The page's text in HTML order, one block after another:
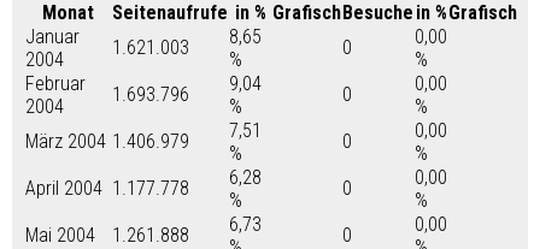
Monat Seitenaufrufe in % GrafischBesuche in %Grafisch
Januar
2004
1.621.003
8,65
%
0
0,00
%
Februar
2004
1.693.796
9,04
%
0
0,00
%
März 2004 1.406.979
7,51
%
0
0,00
%
April 2004 1.177.778
6,28
%
0
0,00
%
Mai 2004
1.261.888
6,73
0
0,00